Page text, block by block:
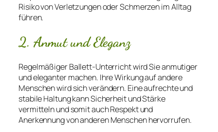
Risiko von Verletzungen oder Schmerzen im Alltag
führen.
2. Anmut und Eleganz
Regelmäßiger Ballett-Unterricht wird Sie anmutiger
und eleganter machen. Ihre Wirkung auf andere
Menschen wird sich verändern. Eine aufrechte und
stabile Haltung kann Sicherheit und Stärke
vermitteln und somit auch Respekt und
Anerkennung von anderen Menschen hervorrufen.